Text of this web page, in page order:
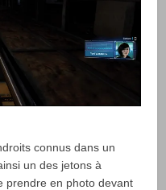
connus dans un
un des jetons à
prendre en photo devant